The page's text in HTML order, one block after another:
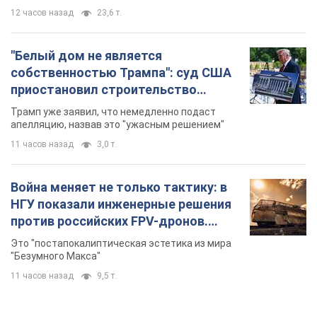
12 часов назад 23,6 т.
"Белый дом не является
собственностью Трампа": суд США
приостановил строительство
бального зала стоимостью 400 млн
долларов
Трамп уже заявил, что немедленно подаст
апелляцию, назвав это "ужасным решением"
11 часов назад 3,0 т.
Война меняет не только тактику: в
НГУ показали инженерные решения
против российских FPV-дронов.
Фото
Это "постапокалиптическая эстетика из мира
"Безумного Макса"
11 часов назад 9,5 т.